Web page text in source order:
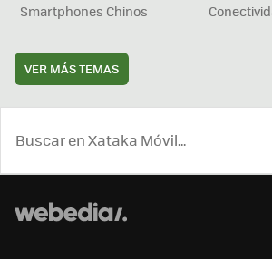
Smartphones Chinos
VER MÁS TEMAS